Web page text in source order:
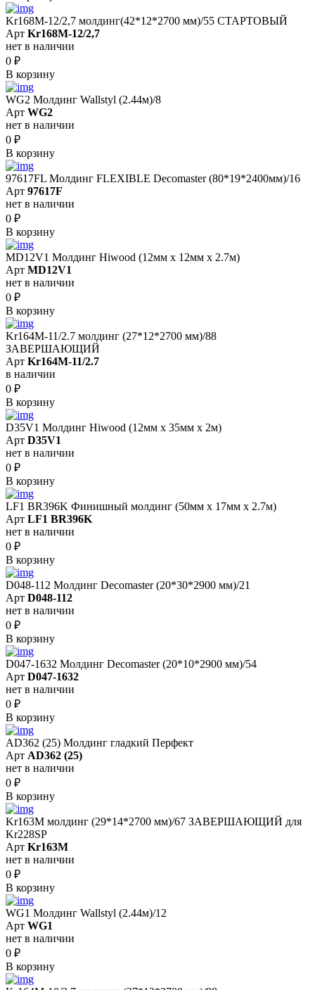
Kr168M-12/2,7 молдинг(42*12*2700 мм)/55 СТАРТОВЫЙ
Арт Kr168M-12/2,7
нет в наличии
0 ₽
В корзину
WG2 Молдинг Wallstyl (2.44м)/8
Арт WG2
нет в наличии
0 ₽
В корзину
97617FL Молдинг FLEXIBLE Decomaster (80*19*2400мм)/16
Арт 97617F
нет в наличии
0 ₽
В корзину
MD12V1 Молдинг Hiwood (12мм х 12мм х 2.7м)
Арт MD12V1
нет в наличии
0 ₽
В корзину
Kr164M-11/2.7 молдинг (27*12*2700 мм)/88
ЗАВЕРШАЮЩИЙ
Арт Kr164M-11/2.7
в наличии
0 ₽
В корзину
D35V1 Молдинг Hiwood (12мм х 35мм х 2м)
Арт D35V1
нет в наличии
0 ₽
В корзину
LF1 BR396K Финишный молдинг (50мм х 17мм х 2.7м)
Арт LF1 BR396K
нет в наличии
0 ₽
В корзину
D048-112 Молдинг Decomaster (20*30*2900 мм)/21
Арт D048-112
нет в наличии
0 ₽
В корзину
D047-1632 Молдинг Decomaster (20*10*2900 мм)/54
Арт D047-1632
нет в наличии
0 ₽
В корзину
AD362 (25) Молдинг гладкий Перфект
Арт AD362 (25)
нет в наличии
0 ₽
В корзину
Kr163M молдинг (29*14*2700 мм)/67 ЗАВЕРШАЮЩИЙ для
Kr228SP
Арт Kr163M
нет в наличии
0 ₽
В корзину
WG1 Молдинг Wallstyl (2.44м)/12
Арт WG1
нет в наличии
0 ₽
В корзину